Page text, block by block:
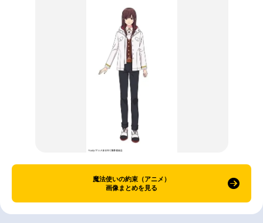
魔法使いの約束（アニメ）
画像まとめを見る